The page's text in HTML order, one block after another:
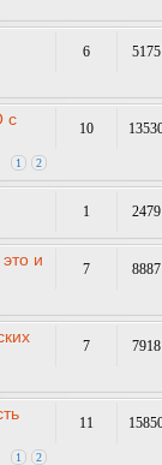
6 5175
с
1 2
10
1 2479
и
7 8887
7 7918
1 2
11